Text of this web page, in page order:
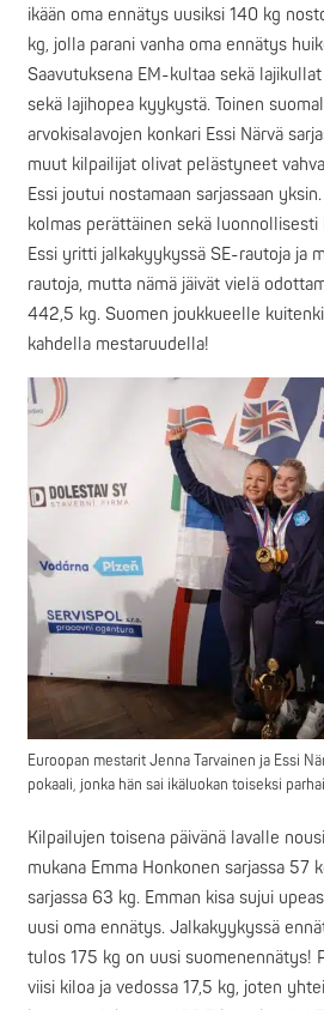
ikään oma ennätys uusiksi 140 kg
kg, jolla parani vanha oma ennätys
Saavutuksena EM-kultaa sekä
sekä lajihopea kyykystä. Toinen
arvokisalavojen konkari Essi Närvä
muut kilpailijat olivat pelästyneet
Essi joutui nostamaan sarjassaan
kolmas perättäinen sekä luonnollisesti
Essi yritti jalkakyykyssä SE-rautoja ja
rautoja, mutta nämä jäivät vielä
442,5 kg. Suomen joukkueelle
kahdella mestaruudella!
Euroopan mestarit Jenna Tarvainen ja Essi
pokaali, jonka hän sai ikäluokan toiseksi
Kilpailujen toisena päivänä lavalle
mukana Emma Honkonen sarjassa 57
sarjassa 63 kg. Emman kisa sujui
uusi oma ennätys. Jalkakyykyssä
tulos 175 kg on uusi suomenennätys!
viisi kiloa ja vedossa 17,5 kg, joten